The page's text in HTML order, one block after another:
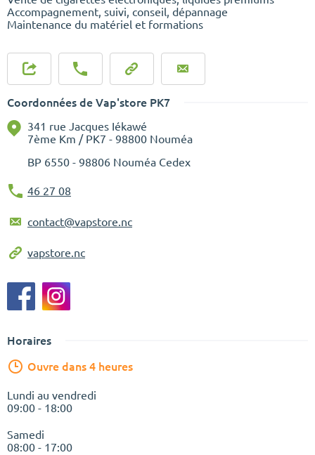
Accompagnement, suivi, conseil, dépannage
Maintenance du matériel et formations
Coordonnées de Vap'store PK7
341 rue Jacques Iékawé
7ème Km / PK7 - 98800 Nouméa
BP 6550 - 98806 Nouméa Cedex
46 27 08
contact@vapstore.nc
vapstore.nc
Horaires
Ouvre dans 4 heures
Lundi au vendredi
09:00 - 18:00
Samedi
08:00 - 17:00